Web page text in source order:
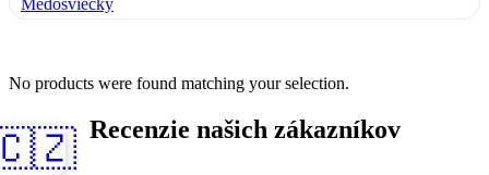
No products were found matching your selection.
Recenzie našich zákazníkov